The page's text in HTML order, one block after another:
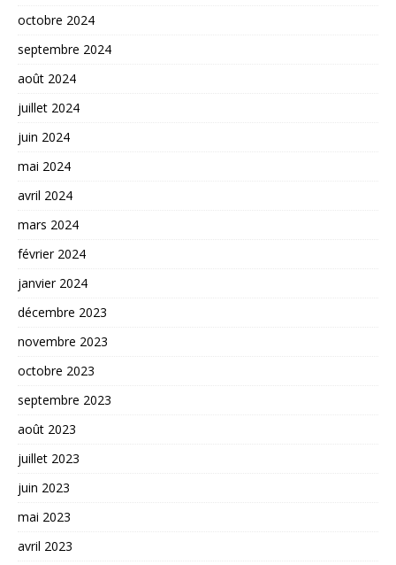
octobre 2024
septembre 2024
août 2024
juillet 2024
juin 2024
mai 2024
avril 2024
mars 2024
février 2024
janvier 2024
décembre 2023
novembre 2023
octobre 2023
septembre 2023
août 2023
juillet 2023
juin 2023
mai 2023
avril 2023